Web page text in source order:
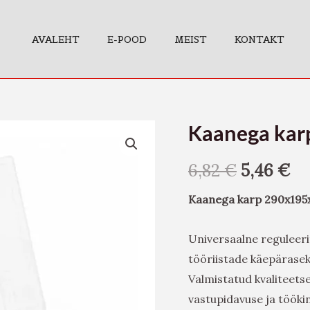
AVALEHT E-POOD MEIST KONTAKT
Kaanega
6,82€ 5,46€
Kaanega karp
Universaalne
tööriistade
Valmistatud
vastupidavuse ja
Kaanega
290x195x35mm